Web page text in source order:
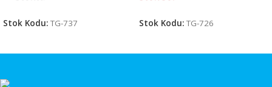
Stok Kodu: TG-737 Stok Kodu: TG-726